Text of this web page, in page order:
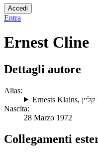
Accedi
Entra
Ernest Cline
Dettagli autore
Alias:
Ernests Klains,
Nascita:
28 Marzo 1972
Collegamenti